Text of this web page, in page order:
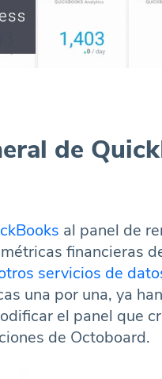
de
al panel de
financieras
servicios de
una por una, ya
el panel que
de Octoboard.